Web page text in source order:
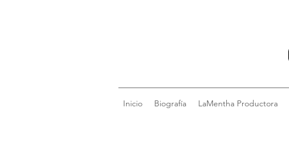
Inicio Biografía LaMentha Productora